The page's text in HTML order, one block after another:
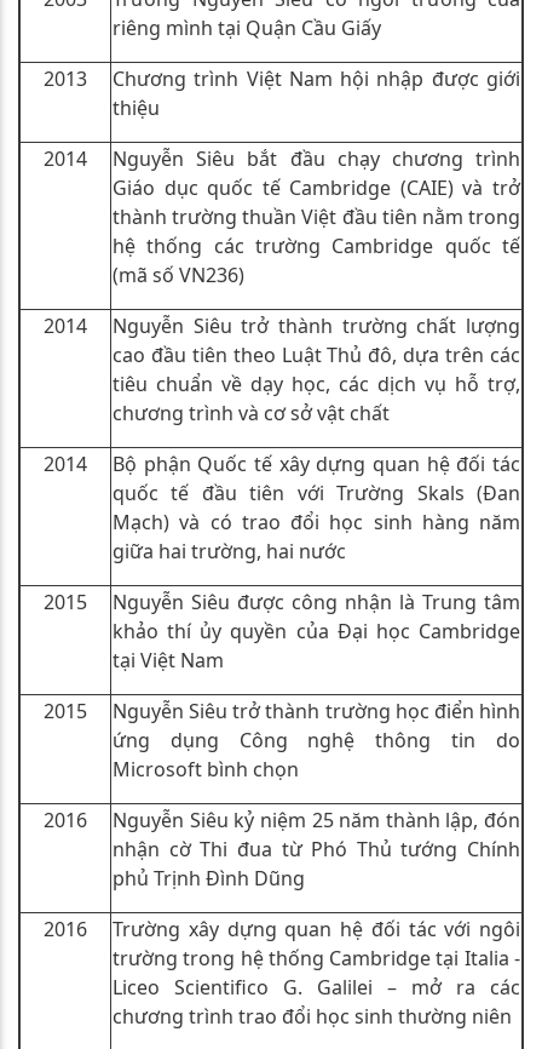
riêng mình tại Quận Cầu Giấy
2013
Chương trình Việt Nam hội nhập được giới
thiệu
2014
Nguyễn Siêu bắt đầu chạy chương trình
Giáo dục quốc tế Cambridge (CAIE) và trở
thành trường thuần Việt đầu tiên nằm trong
hệ thống các trường Cambridge quốc tế
(mã số VN236)
2014
Nguyễn Siêu trở thành trường chất lượng
cao đầu tiên theo Luật Thủ đô, dựa trên các
tiêu chuẩn về dạy học, các dịch vụ hỗ trợ,
chương trình và cơ sở vật chất
2014
Bộ phận Quốc tế xây dựng quan hệ đối tác
quốc tế đầu tiên với Trường Skals (Đan
Mạch) và có trao đổi học sinh hàng năm
giữa hai trường, hai nước
2015
Nguyễn Siêu được công nhận là Trung tâm
khảo thí ủy quyền của Đại học Cambridge
tại Việt Nam
2015
Nguyễn Siêu trở thành trường học điển hình
ứng dụng Công nghệ thông tin do
Microsoft bình chọn
2016
Nguyễn Siêu kỷ niệm 25 năm thành lập, đón
nhận cờ Thi đua từ Phó Thủ tướng Chính
phủ Trịnh Đình Dũng
2016
Trường xây dựng quan hệ đối tác với ngôi
trường trong hệ thống Cambridge tại Italia -
Liceo Scientifico G. Galilei – mở ra các
chương trình trao đổi học sinh thường niên